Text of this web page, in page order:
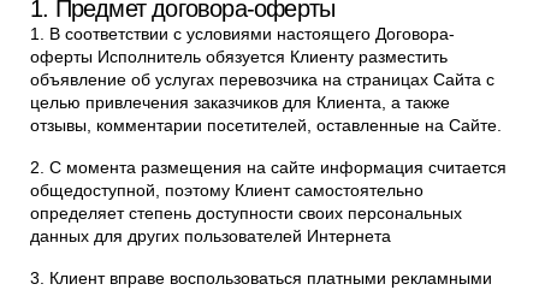
1. Предмет договора-оферты
1. В соответствии с условиями настоящего Договора-
оферты Исполнитель обязуется Клиенту разместить
объявление об услугах перевозчика на страницах Сайта с
целью привлечения заказчиков для Клиента, а также
отзывы, комментарии посетителей, оставленные на Сайте.
2. С момента размещения на сайте информация считается
общедоступной, поэтому Клиент самостоятельно
определяет степень доступности своих персональных
данных для других пользователей Интернета
3. Клиент вправе воспользоваться платными рекламными